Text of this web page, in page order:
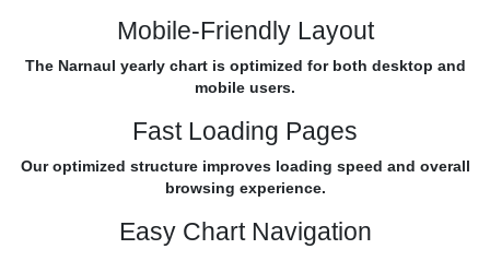
Mobile-Friendly Layout
The Narnaul yearly chart is optimized for both desktop and
mobile users.
Fast Loading Pages
Our optimized structure improves loading speed and overall
browsing experience.
Easy Chart Navigation